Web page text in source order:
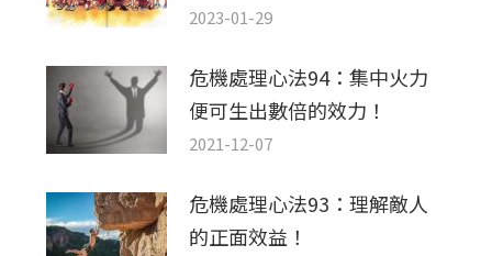
2023-01-29
危機處理心法94：集中火力
便可生出數倍的效力！
2021-12-07
危機處理心法93：理解敵人
的正面效益！